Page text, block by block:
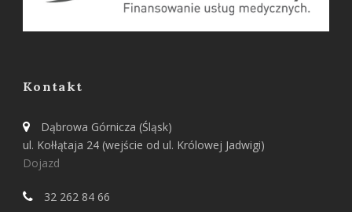
Kontakt
Dąbrowa Górnicza (Śląsk)
ul. Kołłątaja 24 (wejście od ul. Królowej Jadwigi)
Dojazd
32 262 84 66